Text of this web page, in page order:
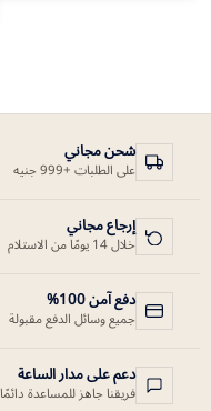
شحن مجاني
على الطلبات +999 جنيه
إرجاع مجاني
خلال 14 يومًا من الاستلام
دفع آمن 100%
جميع وسائل الدفع مقبولة
دعم على مدار الساعة
فريقنا جاهز للمساعدة دائمًا